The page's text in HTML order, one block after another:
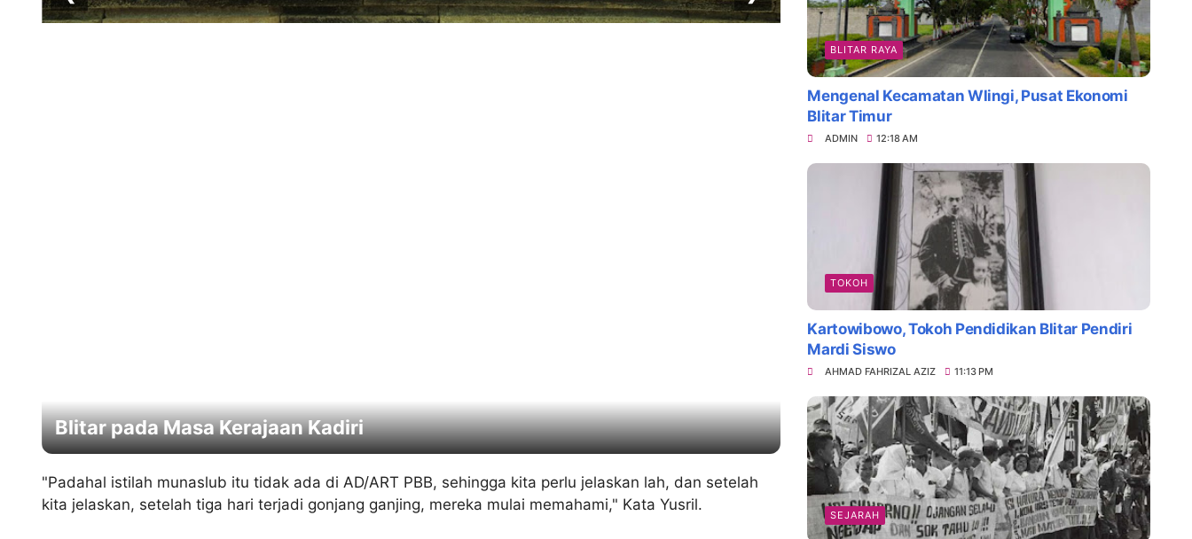
Blitar pada Masa Kerajaan Kadiri Daya Tarik Es Drop Blitar, Kuliner
"Padahal istilah munaslub itu tidak ada di AD/ART PBB, sehingga kita perlu jelaskan lah, dan setelah
kita jelaskan, setelah tiga hari terjadi gonjang ganjing, mereka mulai memahami," Kata Yusril.
BLITAR RAYA
Mengenal Kecamatan Wlingi, Pusat Ekonomi
Blitar Timur
ADMIN 12:18 AM
TOKOH
Kartowibowo, Tokoh Pendidikan Blitar Pendiri
Mardi Siswo
AHMAD FAHRIZAL AZIZ 11:13 PM
SEJARAH